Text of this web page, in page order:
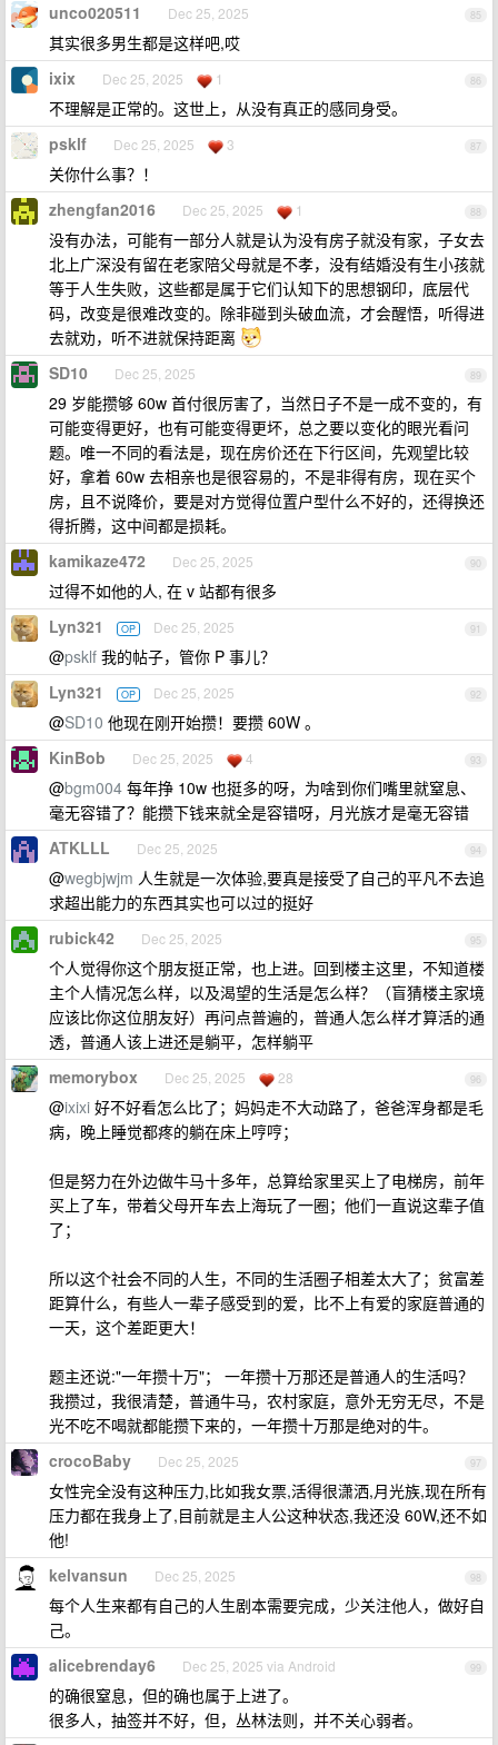
85
unco020511 Dec 25, 2025
其实很多男生都是这样吧,哎
86
ixix Dec 25, 2025 1
不理解是正常的。这世上，从没有真正的感同身受。
87
psklf Dec 25, 2025 3
关你什么事？！
88
zhengfan2016 Dec 25, 2025 1
没有办法，可能有一部分人就是认为没有房子就没有家，子女去
北上广深没有留在老家陪父母就是不孝，没有结婚没有生小孩就
等于人生失败，这些都是属于它们认知下的思想钢印，底层代
码，改变是很难改变的。除非碰到头破血流，才会醒悟，听得进
去就劝，听不进就保持距离
89
SD10 Dec 25, 2025
29 岁能攒够 60w 首付很厉害了，当然日子不是一成不变的，有
可能变得更好，也有可能变得更坏，总之要以变化的眼光看问
题。唯一不同的看法是，现在房价还在下行区间，先观望比较
好，拿着 60w 去相亲也是很容易的，不是非得有房，现在买个
房，且不说降价，要是对方觉得位置户型什么不好的，还得换还
得折腾，这中间都是损耗。
90
kamikaze472 Dec 25, 2025
过得不如他的人, 在 v 站都有很多
91
Lyn321 OP Dec 25, 2025
@psklf 我的帖子，管你 P 事儿？
92
Lyn321 OP Dec 25, 2025
@SD10 他现在刚开始攒！要攒 60W 。
93
KinBob Dec 25, 2025 4
@bgm004 每年挣 10w 也挺多的呀，为啥到你们嘴里就窒息、
毫无容错了？能攒下钱来就全是容错呀，月光族才是毫无容错
94
ATKLLL Dec 25, 2025
@wegbjwjm 人生就是一次体验,要真是接受了自己的平凡不去追
求超出能力的东西其实也可以过的挺好
95
rubick42 Dec 25, 2025
个人觉得你这个朋友挺正常，也上进。回到楼主这里，不知道楼
主个人情况怎么样，以及渴望的生活是怎么样？（盲猜楼主家境
应该比你这位朋友好）再问点普遍的，普通人怎么样才算活的通
透，普通人该上进还是躺平，怎样躺平
96
memorybox Dec 25, 2025 28
@ixixi 好不好看怎么比了；妈妈走不大动路了，爸爸浑身都是毛
病，晚上睡觉都疼的躺在床上哼哼；
但是努力在外边做牛马十多年，总算给家里买上了电梯房，前年
买上了车，带着父母开车去上海玩了一圈；他们一直说这辈子值
了；
所以这个社会不同的人生，不同的生活圈子相差太大了；贫富差
距算什么，有些人一辈子感受到的爱，比不上有爱的家庭普通的
一天，这个差距更大！
题主还说:"一年攒十万"； 一年攒十万那还是普通人的生活吗？
我攒过，我很清楚，普通牛马，农村家庭，意外无穷无尽，不是
光不吃不喝就都能攒下来的，一年攒十万那是绝对的牛。
97
crocoBaby Dec 25, 2025
女性完全没有这种压力,比如我女票,活得很潇洒,月光族,现在所有
压力都在我身上了,目前就是主人公这种状态,我还没 60W,还不如
他!
98
kelvansun Dec 25, 2025
每个人生来都有自己的人生剧本需要完成，少关注他人，做好自
己。
99
alicebrenday6 Dec 25, 2025 via Android
的确很窒息，但的确也属于上进了。
很多人，抽签并不好，但，丛林法则，并不关心弱者。